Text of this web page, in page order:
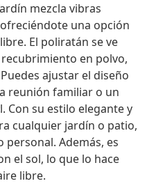
mezcla vibras
una opción
El poliratán se ve
en polvo,
ajustar el diseño
reunión familiar o un
Con su estilo elegante y
cualquier jardín o patio,
Además, es
el sol, lo que lo hace
libre.